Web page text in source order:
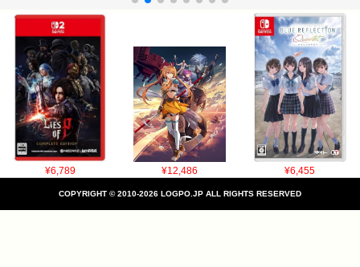
¥6,789 ¥12,486 ¥6,455
COPYRIGHT © 2010-2026 LOGPO.JP ALL RIGHTS RESERVED